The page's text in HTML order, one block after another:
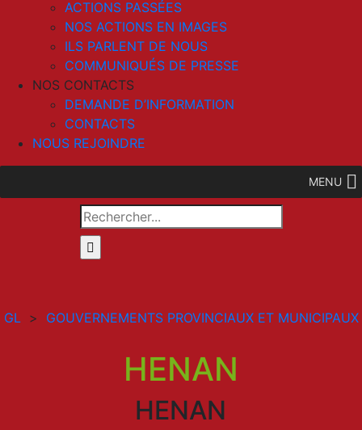
ACTIONS PASSÉES
NOS ACTIONS EN IMAGES
ILS PARLENT DE NOUS
COMMUNIQUÉS DE PRESSE
NOS CONTACTS
DEMANDE D’INFORMATION
CONTACTS
NOUS REJOINDRE
MENU
Rechercher
GL > GOUVERNEMENTS PROVINCIAUX ET MUNICIPAUX
HENAN
HENAN